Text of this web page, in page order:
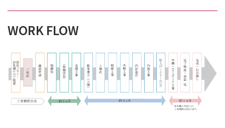
WORK FLOW